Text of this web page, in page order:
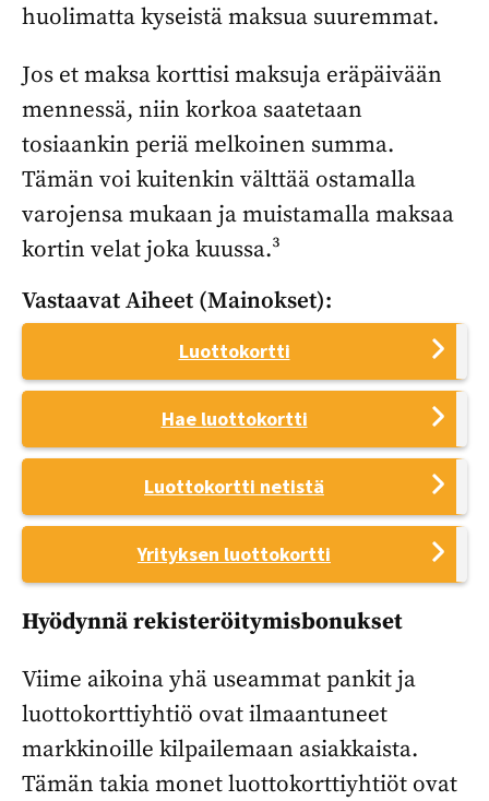
huolimatta kyseistä maksua suuremmat.
Jos et maksa korttisi maksuja eräpäivään
mennessä, niin korkoa saatetaan
tosiaankin periä melkoinen summa.
Tämän voi kuitenkin välttää ostamalla
varojensa mukaan ja muistamalla maksaa
kortin velat joka kuussa.³
Vastaavat Aiheet (mainokset):
Luottokortti
Hae luottokortti
Luottokortti netistä
Yrityksen luottokortti
Hyödynnä rekisteröitymisbonukset
Viime aikoina yhä useammat pankit ja
luottokorttiyhtiö ovat ilmaantuneet
markkinoille kilpailemaan asiakkaista.
Tämän takia monet luottokorttiyhtiöt ovat